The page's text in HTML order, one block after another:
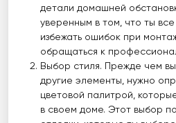
детали домашней
уверенным в том, что ты
избежать ошибок при
обращаться к
Выбор стиля. Прежде чем
другие элементы, нужно
цветовой палитрой,
в своем доме. Этот выбор